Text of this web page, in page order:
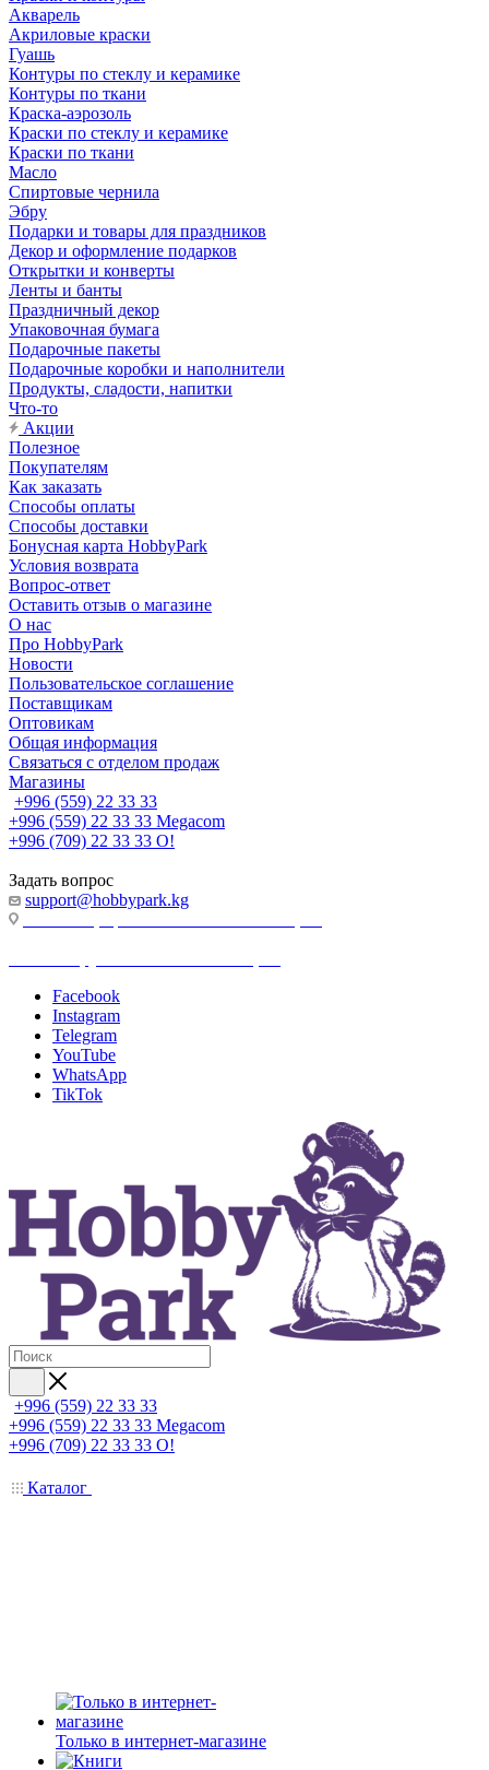
Акварель
Акриловые краски
Гуашь
Контуры по стеклу и керамике
Контуры по ткани
Краска-аэрозоль
Краски по стеклу и керамике
Краски по ткани
Масло
Спиртовые чернила
Эбру
Подарки и товары для праздников
Декор и оформление подарков
Открытки и конверты
Ленты и банты
Праздничный декор
Упаковочная бумага
Подарочные пакеты
Подарочные коробки и наполнители
Продукты, сладости, напитки
Что-то
Акции
Полезное
Покупателям
Как заказать
Способы оплаты
Способы доставки
Бонусная карта HobbyPark
Условия возврата
Вопрос-ответ
Оставить отзыв о магазине
О нас
Про HobbyPark
Новости
Пользовательское соглашение
Поставщикам
Оптовикам
Общая информация
Связаться с отделом продаж
Магазины
+996 (559) 22 33 33
+996 (559) 22 33 33 Megacom
+996 (709) 22 33 33 O!
Задать вопрос
support@hobbypark.kg
Facebook
Instagram
Telegram
YouTube
WhatsApp
TikTok
+996 (559) 22 33 33
+996 (559) 22 33 33 Megacom
+996 (709) 22 33 33 O!
Каталог
Только в интернет-магазине